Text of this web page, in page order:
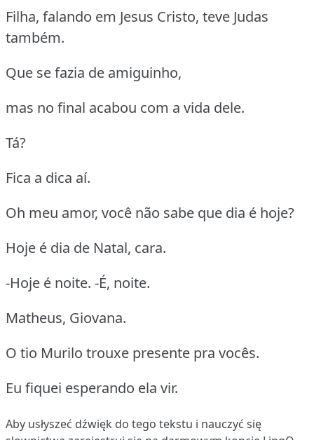
Filha, falando em Jesus Cristo, teve Judas
também.
Que se fazia de amiguinho,
mas no final acabou com a vida dele.
Tá?
Fica a dica aí.
Oh meu amor, você não sabe que dia é hoje?
Hoje é dia de Natal, cara.
-Hoje é noite. -É, noite.
Matheus, Giovana.
O tio Murilo trouxe presente pra vocês.
Eu fiquei esperando ela vir.
Aby usłyszeć dźwięk do tego tekstu i nauczyć się